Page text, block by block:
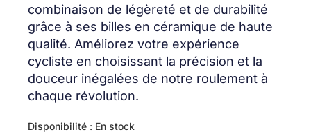
combinaison de légèreté et de durabilité
grâce à ses billes en céramique de haute
qualité. Améliorez votre expérience
cycliste en choisissant la précision et la
douceur inégalées de notre roulement à
chaque révolution.
Disponibilité : En stock
quantité